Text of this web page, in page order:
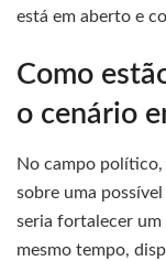
está em aberto e
Como
o cenário
No campo político,
sobre uma
seria fortalecer
mesmo tempo,